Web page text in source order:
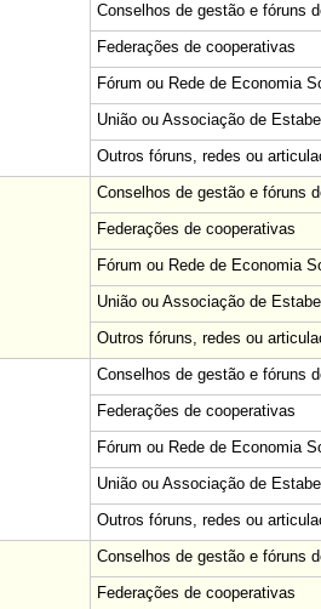
Conselhos de gestão e fóruns
Federações de cooperativas
Fórum ou Rede de Economia
União ou Associação de
Outros fóruns, redes ou
Conselhos de gestão e fóruns
Federações de cooperativas
Fórum ou Rede de Economia
União ou Associação de
Outros fóruns, redes ou
Conselhos de gestão e fóruns
Federações de cooperativas
Fórum ou Rede de Economia
União ou Associação de
Outros fóruns, redes ou
Conselhos de gestão e fóruns
Federações de cooperativas